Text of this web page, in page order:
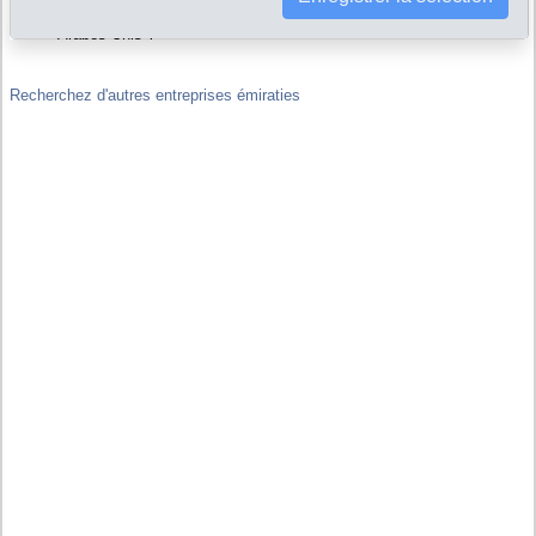
ou maison-mère d'autres sociétés, y compris hors de Emirats
Arabes Unis ?
Recherchez d'autres entreprises émiraties